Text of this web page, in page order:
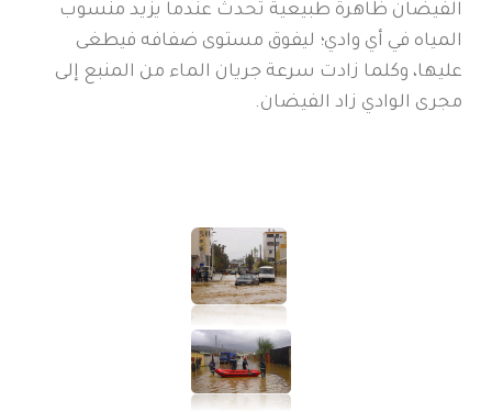
الفيضان ظاهرة طبيعية تحدث عندما يزيد منسوب
المياه في أي وادي؛ ليفوق مستوى ضفافه فيطغى
عليها، وكلما زادت سرعة جريان الماء من المنبع إلى
مجرى الوادي زاد الفيضان.